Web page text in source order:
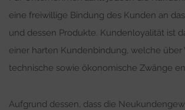
eine freiwillige Bindung des Kunden an
und dessen Produkte. Kundenloyalität ist
einer harten Kundenbindung, welche über
technische sowie ökonomische Zwänge
Aufgrund dessen, dass die